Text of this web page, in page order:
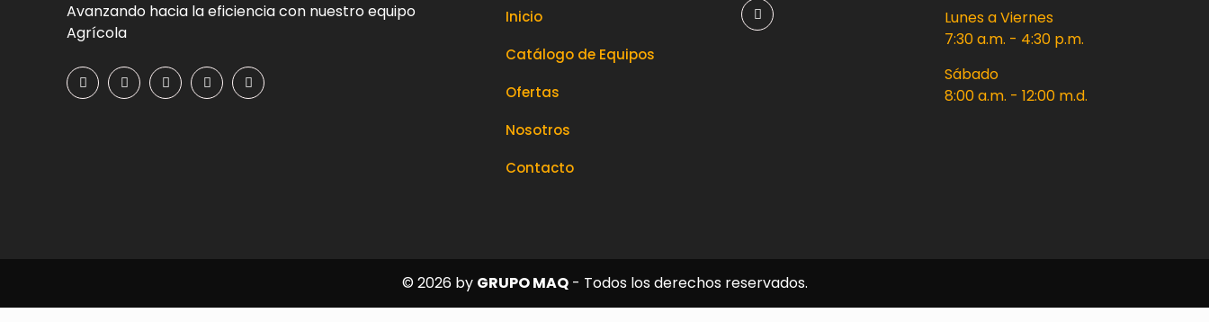
Avanzando hacia la eficiencia con nuestro equipo
Agrícola
Inicio
Catálogo de Equipos
Ofertas
Nosotros
Contacto
Lunes a Viernes
7:30 a.m. - 4:30 p.m.
Sábado
8:00 a.m. - 12:00 m.d.
© 2026 by GRUPOMAQ- Todos los derechos reservados.